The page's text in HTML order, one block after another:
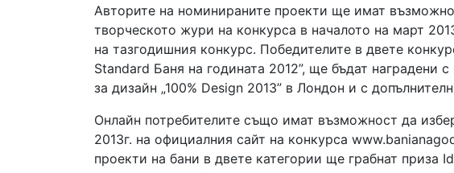
Авторите на номинираните проекти ще имат
творческото жури на конкурса в началото на март
на тазгодишния конкурс. Победителите в двете
Standard Баня на годината 2012”, ще бъдат наградени
за дизайн „100% Design 2013” в Лондон и с
Онлайн потребителите също имат възможност да
2013г. на официалния сайт на конкурса
проекти на бани в двете категории ще грабнат приза